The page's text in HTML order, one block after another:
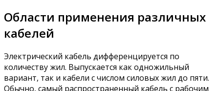
Области применения различных
кабелей
Электрический кабель дифференцируется по
количеству жил. Выпускается как одножильный
вариант, так и кабели с числом силовых жил до пяти.
Обычно, самый распространенный кабель с рабочим